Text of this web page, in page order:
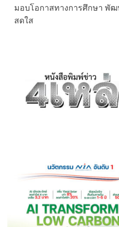
มอบโอกาสทางการศึกษา พั
สดใส